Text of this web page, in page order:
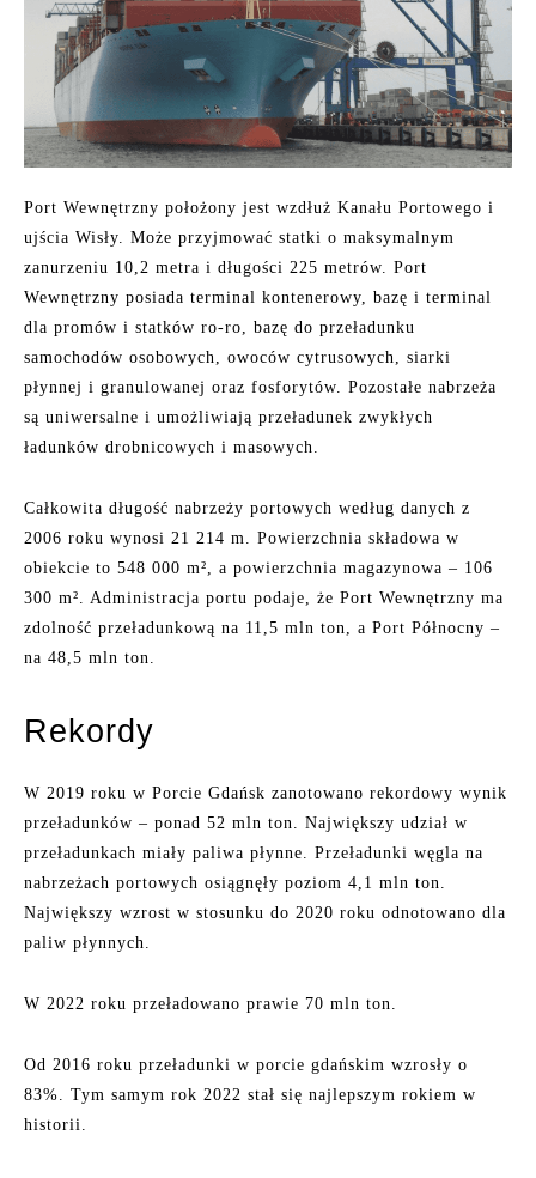
Port Wewnętrzny położony jest wzdłuż Kanału Portowego i
ujścia Wisły. Może przyjmować statki o maksymalnym
zanurzeniu 10,2 metra i długości 225 metrów. Port
Wewnętrzny posiada terminal kontenerowy, bazę i terminal
dla promów i statków ro-ro, bazę do przeładunku
samochodów osobowych, owoców cytrusowych, siarki
płynnej i granulowanej oraz fosforytów. Pozostałe nabrzeża
są uniwersalne i umożliwiają przeładunek zwykłych
ładunków drobnicowych i masowych.
Całkowita długość nabrzeży portowych według danych z
2006 roku wynosi 21 214 m. Powierzchnia składowa w
obiekcie to 548 000 m², a powierzchnia magazynowa – 106
300 m². Administracja portu podaje, że Port Wewnętrzny ma
zdolność przeładunkową na 11,5 mln ton, a Port Północny –
na 48,5 mln ton.
Rekordy
W 2019 roku w Porcie Gdańsk zanotowano rekordowy wynik
przeładunków – ponad 52 mln ton. Największy udział w
przeładunkach miały paliwa płynne. Przeładunki węgla na
nabrzeżach portowych osiągnęły poziom 4,1 mln ton.
Największy wzrost w stosunku do 2020 roku odnotowano dla
paliw płynnych.
W 2022 roku przeładowano prawie 70 mln ton.
Od 2016 roku przeładunki w porcie gdańskim wzrosły o
83%. Tym samym rok 2022 stał się najlepszym rokiem w
historii.